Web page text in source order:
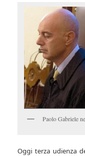
Paolo Gabriele
Oggi terza udienza